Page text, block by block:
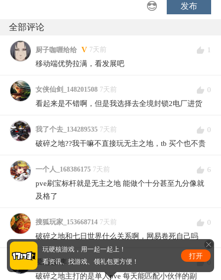
发布
全部评论
厨子咖喱给给 V 7天前
1
移动端优势拉满，看发展吧
女侠仙剑_148201508 7天前
0
看起来是不错啊，但是我选择去全境封锁2电厂进货
我了个去_134289535 7天前
0
破碎之地??我干嘛不直接玩无主之地，tb 买个也不贵
一个人_168386175 7天前
6
pve刷宝标杆就是无主之地 能做个十分甚至九分像就
及格了
搜狐玩家_153668714 7天前
0
破碎之地和七日世界什么关系啊，网易卷死自己吗
爱之恋~李 7天前
0
破碎之地主打的是单人pve 每天能匹配小伙伴的副
玩硬核游戏，用一起一起上！
看资讯、找游戏、领礼包更方便！
打开